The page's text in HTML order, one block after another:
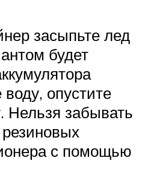
засыпьте лед
будет
опустите
Нельзя забывать
с помощью